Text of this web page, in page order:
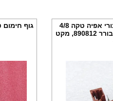
בורר תכניות 9 מצבים לתנורי אפיה טקה 4/8
מגעים, מספר שרשום על הבורר 890812, מקט